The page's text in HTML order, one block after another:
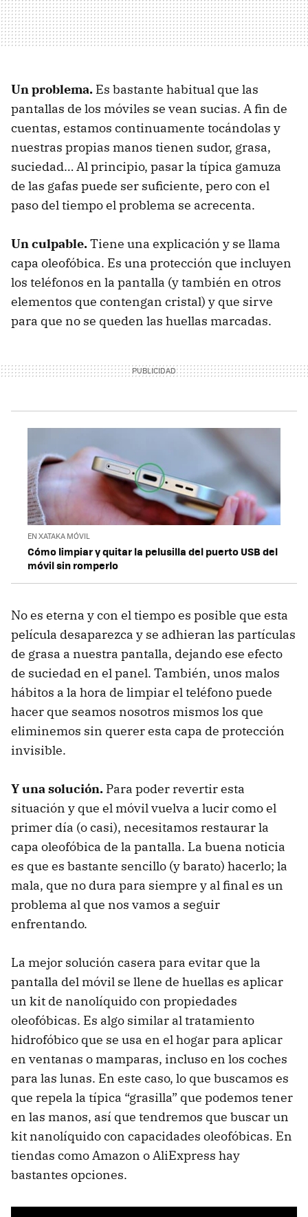
Un problema. Es bastante habitual que las
pantallas de los móviles se vean sucias. A fin de
cuentas, estamos continuamente tocándolas y
nuestras propias manos tienen sudor, grasa,
suciedad… Al principio, pasar la típica gamuza
de las gafas puede ser suficiente, pero con el
paso del tiempo el problema se acrecenta.
Un culpable.Tiene una explicación y se llama
capa oleofóbica. Es una protección que incluyen
los teléfonos en la pantalla (y también en otros
elementos que contengan cristal) y que sirve
para que no se queden las huellas marcadas.
EN XATAKA MÓVIL
Cómo limpiar y quitar la pelusilla del puerto USB del
móvil sin romperlo
No es eterna y con el tiempo es posible que esta
película desaparezca y se adhieran las partículas
de grasa a nuestra pantalla, dejando ese efecto
de suciedad en el panel. También, unos malos
hábitos a la hora de limpiar el teléfono puede
hacer que seamos nosotros mismos los que
eliminemos sin querer esta capa de protección
invisible.
Y una solución. Para poder revertir esta
situación y que el móvil vuelva a lucir como el
primer día (o casi), necesitamos restaurar la
capa oleofóbica de la pantalla. La buena noticia
es que es bastante sencillo (y barato) hacerlo; la
mala, que no dura para siempre y al final es un
problema al que nos vamos a seguir
enfrentando.
La mejor solución casera para evitar que la
pantalla del móvil se llene de huellas es aplicar
un kit de nanolíquido con propiedades
oleofóbicas. Es algo similar al tratamiento
hidrofóbico que se usa en el hogar para aplicar
en ventanas o mamparas, incluso en los coches
para las lunas. En este caso, lo que buscamos es
que repela la típica “grasilla” que podemos tener
en las manos, así que tendremos que buscar un
kit nanolíquido con capacidades oleofóbicas. En
tiendas como Amazon o AliExpress hay
bastantes opciones.